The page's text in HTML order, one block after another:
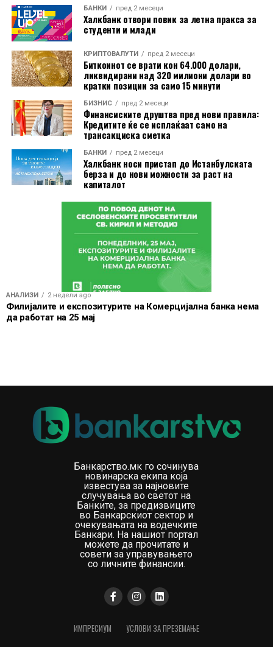
БАНКИ пред 2 месеци
Халкбанк отвори повик за летна пракса за
студенти и млади
КРИПТОВАЛУТИ пред 2 месеци
Биткоинот се врати кон 64.000 долари,
ликвидирани над 320 милиони долари во
кратки позиции за само 15 минути
БИЗНИС пред 2 месеци
Финансиските друштва пред нови правила:
Кредитите ќе се исплаќаат само на
трансакциска сметка
БАНКИ пред 2 месеци
Халкбанк носи пристап до Истанбулската
берза и до нови можности за раст на
капиталот
АНАЛИЗИ 2 недели ago
Филијалите и експозитурите на Комерцијална банка нема
да работат на 25 мај
Банкарство.мк го сочинува
новинарска екипа која
известува за најновите
случувања во светот на
Банките, за предизвиците
во Банкарскиот сектор и
очекувањата на водечките
Банкари. На нашиот портал
можете да прочитате и
совети за управувањето
со личните финансии.
ИМПРЕСИУМ УСЛОВИ ЗА ПРЕЗЕМАЊЕ